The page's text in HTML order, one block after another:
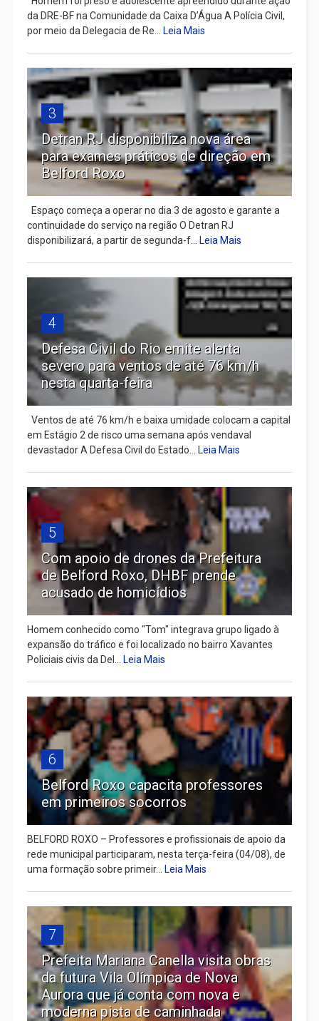
da DRE-BF na Comunidade da Caixa D’Água A Polícia Civil,
por meio da Delegacia de Re... Leia Mais
3
Detran RJ disponibiliza nova área
para exames práticos de direção em
Belford Roxo
Espaço começa a operar no dia 3 de agosto e garante a
continuidade do serviço na região O Detran RJ
disponibilizará, a partir de segunda-f... Leia Mais
4
Defesa Civil do Rio emite alerta
severo para ventos de até 76 km/h
nesta quarta-feira
Ventos de até 76 km/h e baixa umidade colocam a capital
em Estágio 2 de risco uma semana após vendaval
devastador A Defesa Civil do Estado... Leia Mais
5
Com apoio de drones da Prefeitura
de Belford Roxo, DHBF prende
acusado de homicídios
Homem conhecido como "Tom" integrava grupo ligado à
expansão do tráfico e foi localizado no bairro Xavantes
Policiais civis da Del... Leia Mais
6
Belford Roxo capacita professores
em primeiros socorros
BELFORD ROXO – Professores e profissionais de apoio da
rede municipal participaram, nesta terça-feira (04/08), de
uma formação sobre primeir... Leia Mais
7
Prefeita Mariana Canella visita obras
da futura Vila Olímpica de Nova
Aurora que já conta com nova e
moderna pista de caminhada